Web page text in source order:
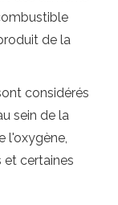
de la
considérés
sein de la
l'oxygène,
et certaines